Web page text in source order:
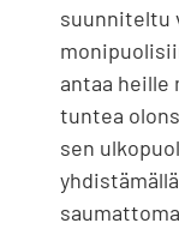
suunniteltu
antaa heille
tuntea
sen